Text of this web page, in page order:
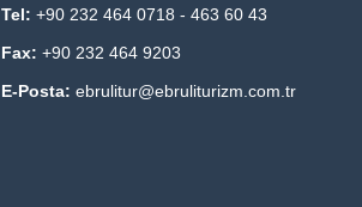
Tel: +90 232 464 0718 - 463 60 43
Fax: +90 232 464 9203
E-Posta: ebrulitur@ebruliturizm.com.tr